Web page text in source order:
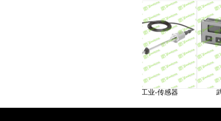
武藤工业-传感器